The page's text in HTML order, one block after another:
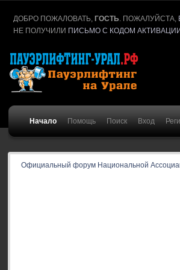
ДОБРО ПОЖАЛОВАТЬ, ГОСТЬ. ПОЖАЛУЙСТА,
НЕ ПОЛУЧИЛИ ПИСЬМО С КОДОМ
Начало Помощь Поиск Вход
Официальный форум Национальной